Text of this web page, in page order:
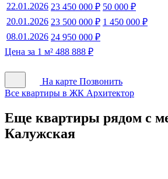
22.01.2026 23 450 000 ₽ 50 000 ₽
20.01.2026 23 500 000 ₽ 1 450 000 ₽
08.01.2026 24 950 000 ₽
Цена за 1 м² 488 888 ₽
На карте Позвонить
Все квартиры в ЖК Архитектор
Еще квартиры рядом с
Калужская